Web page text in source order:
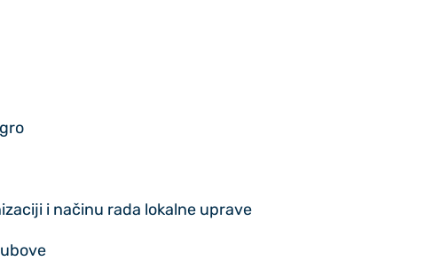
i načinu rada lokalne uprave